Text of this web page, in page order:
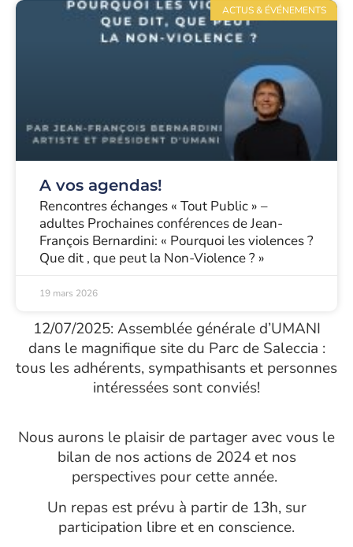
ACTUS & ÉVÉNEMENTS
A vos agendas!
Rencontres échanges « Tout Public » –
adultes Prochaines conférences de Jean-
François Bernardini: « Pourquoi les violences ?
Que dit , que peut la Non-Violence ? »
19 mars 2026
12/07/2025: Assemblée générale d’UMANI
dans le magnifique site du Parc de Saleccia :
tous les adhérents, sympathisants et personnes
intéressées sont conviés!
Nous aurons le plaisir de partager avec vous le
bilan de nos actions de 2024 et nos
perspectives pour cette année.
Un repas est prévu à partir de 13h, sur
participation libre et en conscience.